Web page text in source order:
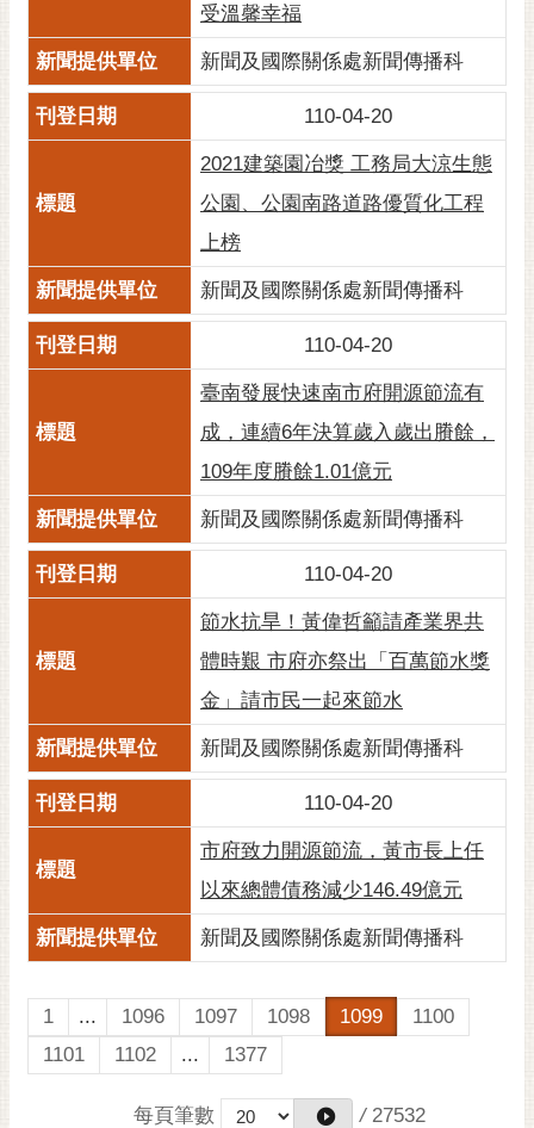
受溫馨幸福
新聞及國際關係處新聞傳播科
110-04-20
2021建築園冶獎 工務局大涼生態
公園、公園南路道路優質化工程
上榜
新聞及國際關係處新聞傳播科
110-04-20
臺南發展快速南市府開源節流有
成，連續6年決算歲入歲出賸餘，
109年度賸餘1.01億元
新聞及國際關係處新聞傳播科
110-04-20
節水抗旱！黃偉哲籲請產業界共
體時艱 市府亦祭出「百萬節水獎
金」請市民一起來節水
新聞及國際關係處新聞傳播科
110-04-20
市府致力開源節流，黃市長上任
以來總體債務減少146.49億元
新聞及國際關係處新聞傳播科
1 ... 1096 1097 1098 1099
1100
1101
1102 ... 1377
每頁筆數 / 27532